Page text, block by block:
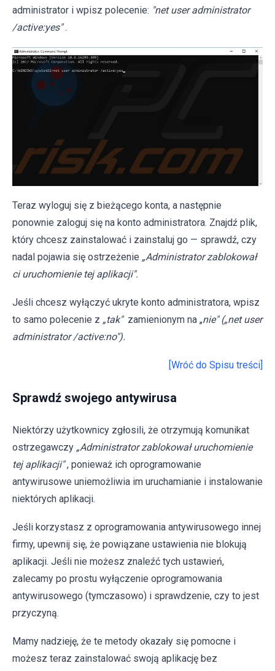
administrator i wpisz polecenie: "net user administrator
/active:yes" .
Teraz wyloguj się z bieżącego konta, a następnie
ponownie zaloguj się na konto administratora. Znajdź plik,
który chcesz zainstalować i zainstaluj go — sprawdź, czy
nadal pojawia się ostrzeżenie „Administrator zablokował
ci uruchomienie tej aplikacji".
Jeśli chcesz wyłączyć ukryte konto administratora, wpisz
to samo polecenie z „tak" zamienionym na „nie" („net user
administrator /active:no").
[Wróć do Spisu treści]
Sprawdź swojego antywirusa
Niektórzy użytkownicy zgłosili, że otrzymują komunikat
ostrzegawczy „Administrator zablokował uruchomienie
tej aplikacji" , ponieważ ich oprogramowanie
antywirusowe uniemożliwia im uruchamianie i instalowanie
niektórych aplikacji.
Jeśli korzystasz z oprogramowania antywirusowego innej
firmy, upewnij się, że powiązane ustawienia nie blokują
aplikacji. Jeśli nie możesz znaleźć tych ustawień,
zalecamy po prostu wyłączenie oprogramowania
antywirusowego (tymczasowo) i sprawdzenie, czy to jest
przyczyną.
Mamy nadzieję, że te metody okazały się pomocne i
możesz teraz zainstalować swoją aplikację bez